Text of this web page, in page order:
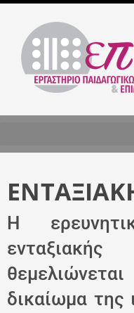
Η
δικαίωμα της